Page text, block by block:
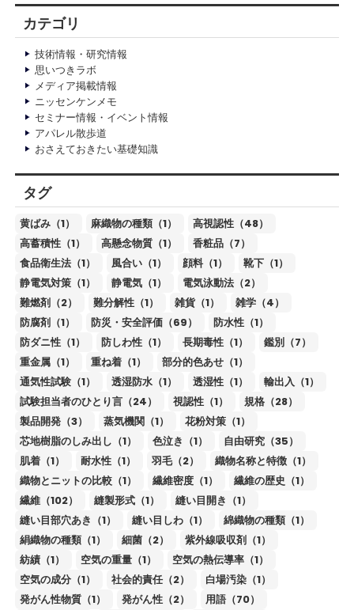
カテゴリ
技術情報・研究情報
思いつきラボ
メディア掲載情報
ニッセンケンメモ
セミナー情報・イベント情報
アパレル散歩道
おさえておきたい基礎知識
タグ
黄ばみ（1） 麻織物の種類（1）
高視認性（48）
高蓄積性（1）
高懸念物質（1）
香粧品（7）
食品衛生法（1）
風合い（1） 顔料（1）
靴下（1）
静電気対策（1）
静電気（1）
電気泳動法（2）
難燃剤（2）
難分解性（1） 雑貨（1）
雑学（4）
防腐剤（1）
防災・安全評価（69）
防水性（1）
防ダニ性（1）
防しわ性（1） 長期毒性（1）
鑑別（7）
重金属（1）
重ね着（1）
部分的色あせ（1）
通気性試験（1）
透湿防水（1） 透湿性（1）
輸出入（1）
試験担当者のひとり言（24）
視認性（1）
規格（28）
製品開発（3）
蒸気機関（1）
花粉対策（1）
芯地樹脂のしみ出し（1）
色泣き（1）
自由研究（35）
肌着（1）
耐水性（1） 羽毛（2）
織物名称と特徴（1）
織物とニットの比較（1）
繊維密度（1）
繊維の歴史（1）
繊維（102）
縫製形式（1）
縫い目開き（1）
縫い目部穴あき（1）
縫い目しわ（1）
綿織物の種類（1）
絹織物の種類（1）
細菌（2）
紫外線吸収剤（1）
紡績（1）
空気の重量（1）
空気の熱伝導率（1）
空気の成分（1）
社会的責任（2）
白場汚染（1）
発がん性物質（1）
発がん性（2）
用語（70）